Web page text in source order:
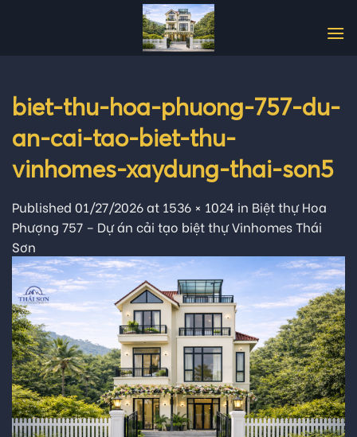
biet-thu-hoa-phuong-757-du-
an-cai-tao-biet-thu-
vinhomes-xaydung-thai-son5
Published 01/27/2026at 1536 × 1024 in Biệt thự Hoa
Phượng 757 – Dự án cải tạo biệt thự Vinhomes Thái
Sơn